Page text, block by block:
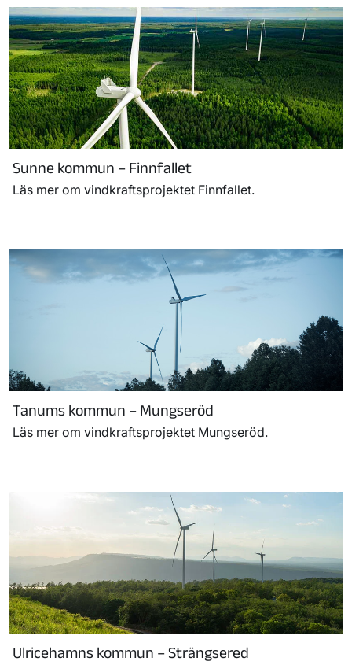
Sunne kommun – Finnfallet
Läs mer om vindkraftsprojektet Finnfallet.
Tanums kommun – Mungseröd
Läs mer om vindkraftsprojektet Mungseröd.
Ulricehamns kommun – Strängsered